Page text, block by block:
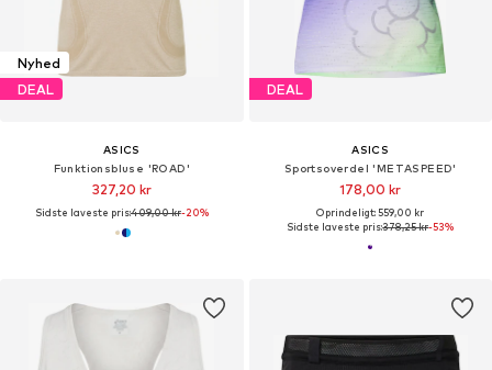
Nyhed
DEAL
ASICS
Funktionsbluse 'ROAD'
327,20 kr
Sidste laveste pris:409,00 kr-20%
DEAL
ASICS
Sportsoverdel 'METASPEED'
178,00 kr
Oprindeligt: 559,00 kr
Sidste laveste pris:378,25 kr-53%